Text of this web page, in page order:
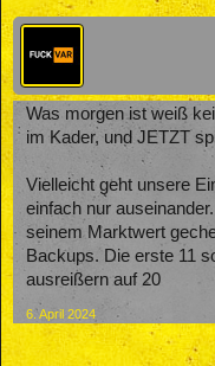
Was morgen ist weiß
im Kader, und JETZT
Vielleicht geht unsere
einfach nur
seinem Marktwert
Backups. Die erste 11
ausreißern auf 20
6. April 2024